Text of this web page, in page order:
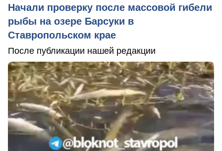
Начали проверку после массовой гибели
рыбы на озере Барсуки в
Ставропольском крае
После публикации нашей редакции